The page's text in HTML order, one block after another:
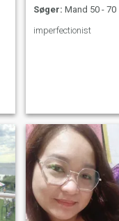
Søger: Mand 50 - 70
imperfectionist